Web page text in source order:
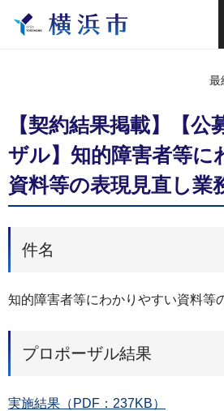
最
【契約結果掲載】【公
ザル】知的障害者等に
資料等の表現見直し業
件名
知的障害者等にわかりやすい資料等
プロポーザル結果
実施結果（PDF：237KB）